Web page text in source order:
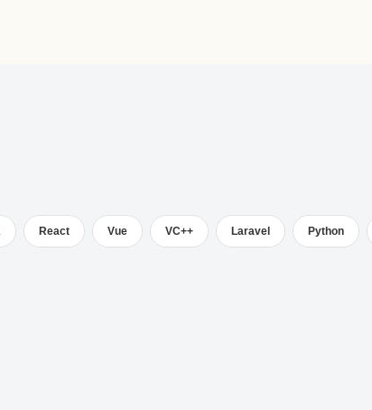
React Vue VC++ Laravel Python